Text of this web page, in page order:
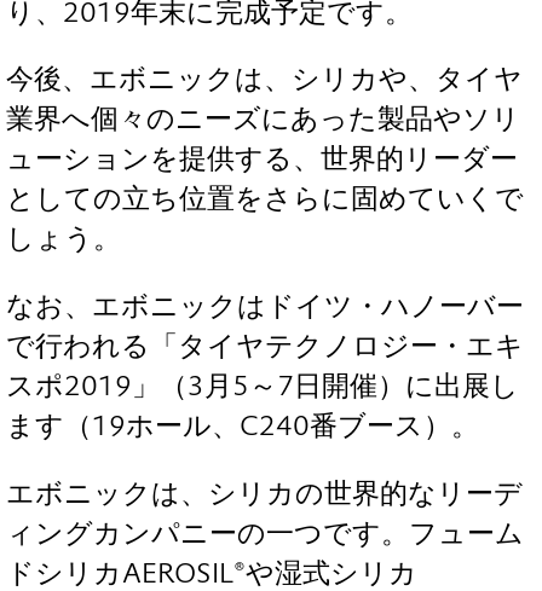
り、2019年末に完成予定です。
今後、エボニックは、シリカや、タイヤ
業界へ個々のニーズにあった製品やソリ
ューションを提供する、世界的リーダー
としての立ち位置をさらに固めていくで
しょう。
なお、エボニックはドイツ・ハノーバー
で行われる「タイヤテクノロジー・エキ
スポ2019」（3月5～7日開催）に出展し
ます（19ホール、C240番ブース）。
エボニックは、シリカの世界的なリーデ
ィングカンパニーの一つです。フューム
ドシリカAEROSIL®や湿式シリカ